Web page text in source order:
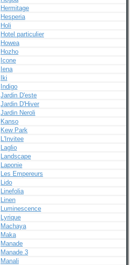
Hermitage
Hesperia
Holi
Hotel particulier
Howea
Hozho
Icone
Iena
Iki
Indigo
Jardin D'este
Jardin D'Hiver
Jardin Neroli
Kanso
Kew Park
L'Invitee
Laglio
Landscape
Laponie
Les Empereurs
Lido
Linefolia
Linen
Luminescence
Lyrique
Machaya
Maka
Manade
Manade 3
Manali